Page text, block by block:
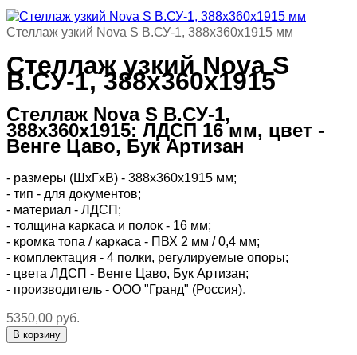
Стеллаж узкий Nova S В.СУ-1, 388х360х1915 мм
Стеллаж узкий Nova S
В.СУ-1, 388х360х1915
Стеллаж Nova S В.СУ-1,
388х360х1915: ЛДСП 16 мм, цвет -
Венге Цаво, Бук Артизан
- размеры (ШхГхВ) - 388х360х1915 мм;
- тип - для документов;
- материал - ЛДСП;
- толщина каркаса и полок - 16 мм;
- кромка топа / каркаса - ПВХ 2 мм / 0,4 мм;
- комплектация - 4 полки, регулируемые опоры;
- цвета ЛДСП - Венге Цаво, Бук Артизан;
- производитель - ООО "Гранд" (Россия).
5350,00 руб.